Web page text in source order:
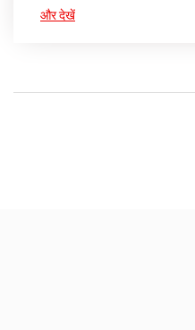
करता है।
और देखें